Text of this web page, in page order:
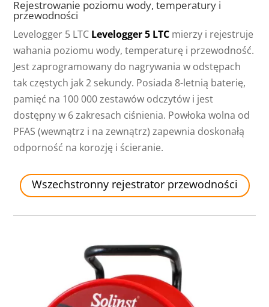
Rejestrowanie poziomu wody, temperatury i
przewodności
Levelogger 5 LTC Levelogger 5 LTC mierzy i rejestruje
wahania poziomu wody, temperaturę i przewodność.
Jest zaprogramowany do nagrywania w odstępach
tak częstych jak 2 sekundy. Posiada 8-letnią baterię,
pamięć na 100 000 zestawów odczytów i jest
dostępny w 6 zakresach ciśnienia. Powłoka wolna od
PFAS (wewnątrz i na zewnątrz) zapewnia doskonałą
odporność na korozję i ścieranie.
Wszechstronny rejestrator przewodności